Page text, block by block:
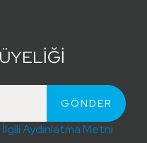
Aydınlatma Metni